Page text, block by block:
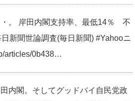
。 岸田内閣支持率、最低14％ 不
新聞世論調査(毎日新聞) #Yahooニ
articles/0b438…
内閣。そしてグッドバイ自民党政